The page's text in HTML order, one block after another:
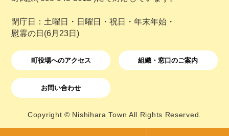
閉庁日：土曜日・日曜日・祝日・年末年始・
慰霊の日(6月23日)
町役場へのアクセス 組織・窓口のご案内
お問い合わせ
Copyright © Nishihara Town All Rights Reserved.